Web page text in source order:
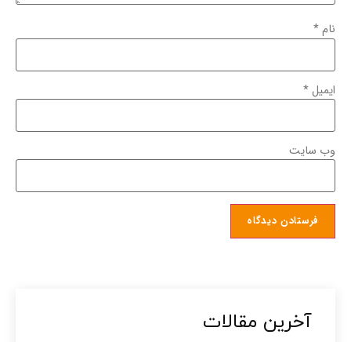
نام*
ایمیل*
وب‌ سایت
آخرین مقالات​